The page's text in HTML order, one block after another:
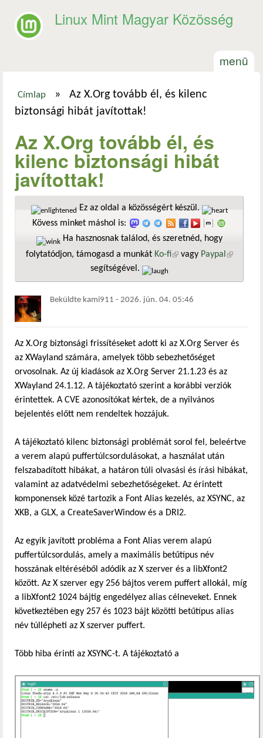
Linux Mint Magyar Közösség
menü
Jelenlegi hely
Címlap »
Az X.Org tovább él, és kilenc
biztonsági hibát javítottak!
Az X.Org tovább él, és
kilenc biztonsági hibát
javítottak!
Ez az oldal a közösségért készül.
Kövess minket máshol is:
Ha hasznosnak találod, és szeretnéd, hogy
folytatódjon, támogasd a munkát Ko-fi(külső hivatkozás)
vagy Paypal
segítségével.
Beküldte kami911 - 2026. jún. 04. 05:46
Az X.Org biztonsági frissítéseket adott ki az X.Org Server és
az XWayland számára, amelyek több sebezhetőséget
orvosolnak. Az új kiadások az X.Org Server 21.1.23 és az
XWayland 24.1.12. A tájékoztató szerint a korábbi verziók
érintettek. A CVE azonosítókat kértek, de a nyilvános
bejelentés előtt nem rendeltek hozzájuk.
A tájékoztató kilenc biztonsági problémát sorol fel, beleértve
a verem alapú puffertúlcsordulásokat, a használat után
felszabadított hibákat, a határon túli olvasási és írási hibákat,
valamint az adatvédelmi sebezhetőségeket. Az érintett
komponensek közé tartozik a Font Alias kezelés, az XSYNC, az
XKB, a GLX, a CreateSaverWindow és a DRI2.
Az egyik javított probléma a Font Alias verem alapú
puffertúlcsordulás, amely a maximális betűtípus név
hosszának eltéréséből adódik az X szerver és a libXfont2
között. Az X szerver egy 256 bájtos verem puffert allokál, míg
a libXfont2 1024 bájtig engedélyez alias célneveket. Ennek
következtében egy 257 és 1023 bájt közötti betűtípus alias
név túllépheti az X szerver puffert.
Több hiba érinti az XSYNC-t. A tájékoztató a